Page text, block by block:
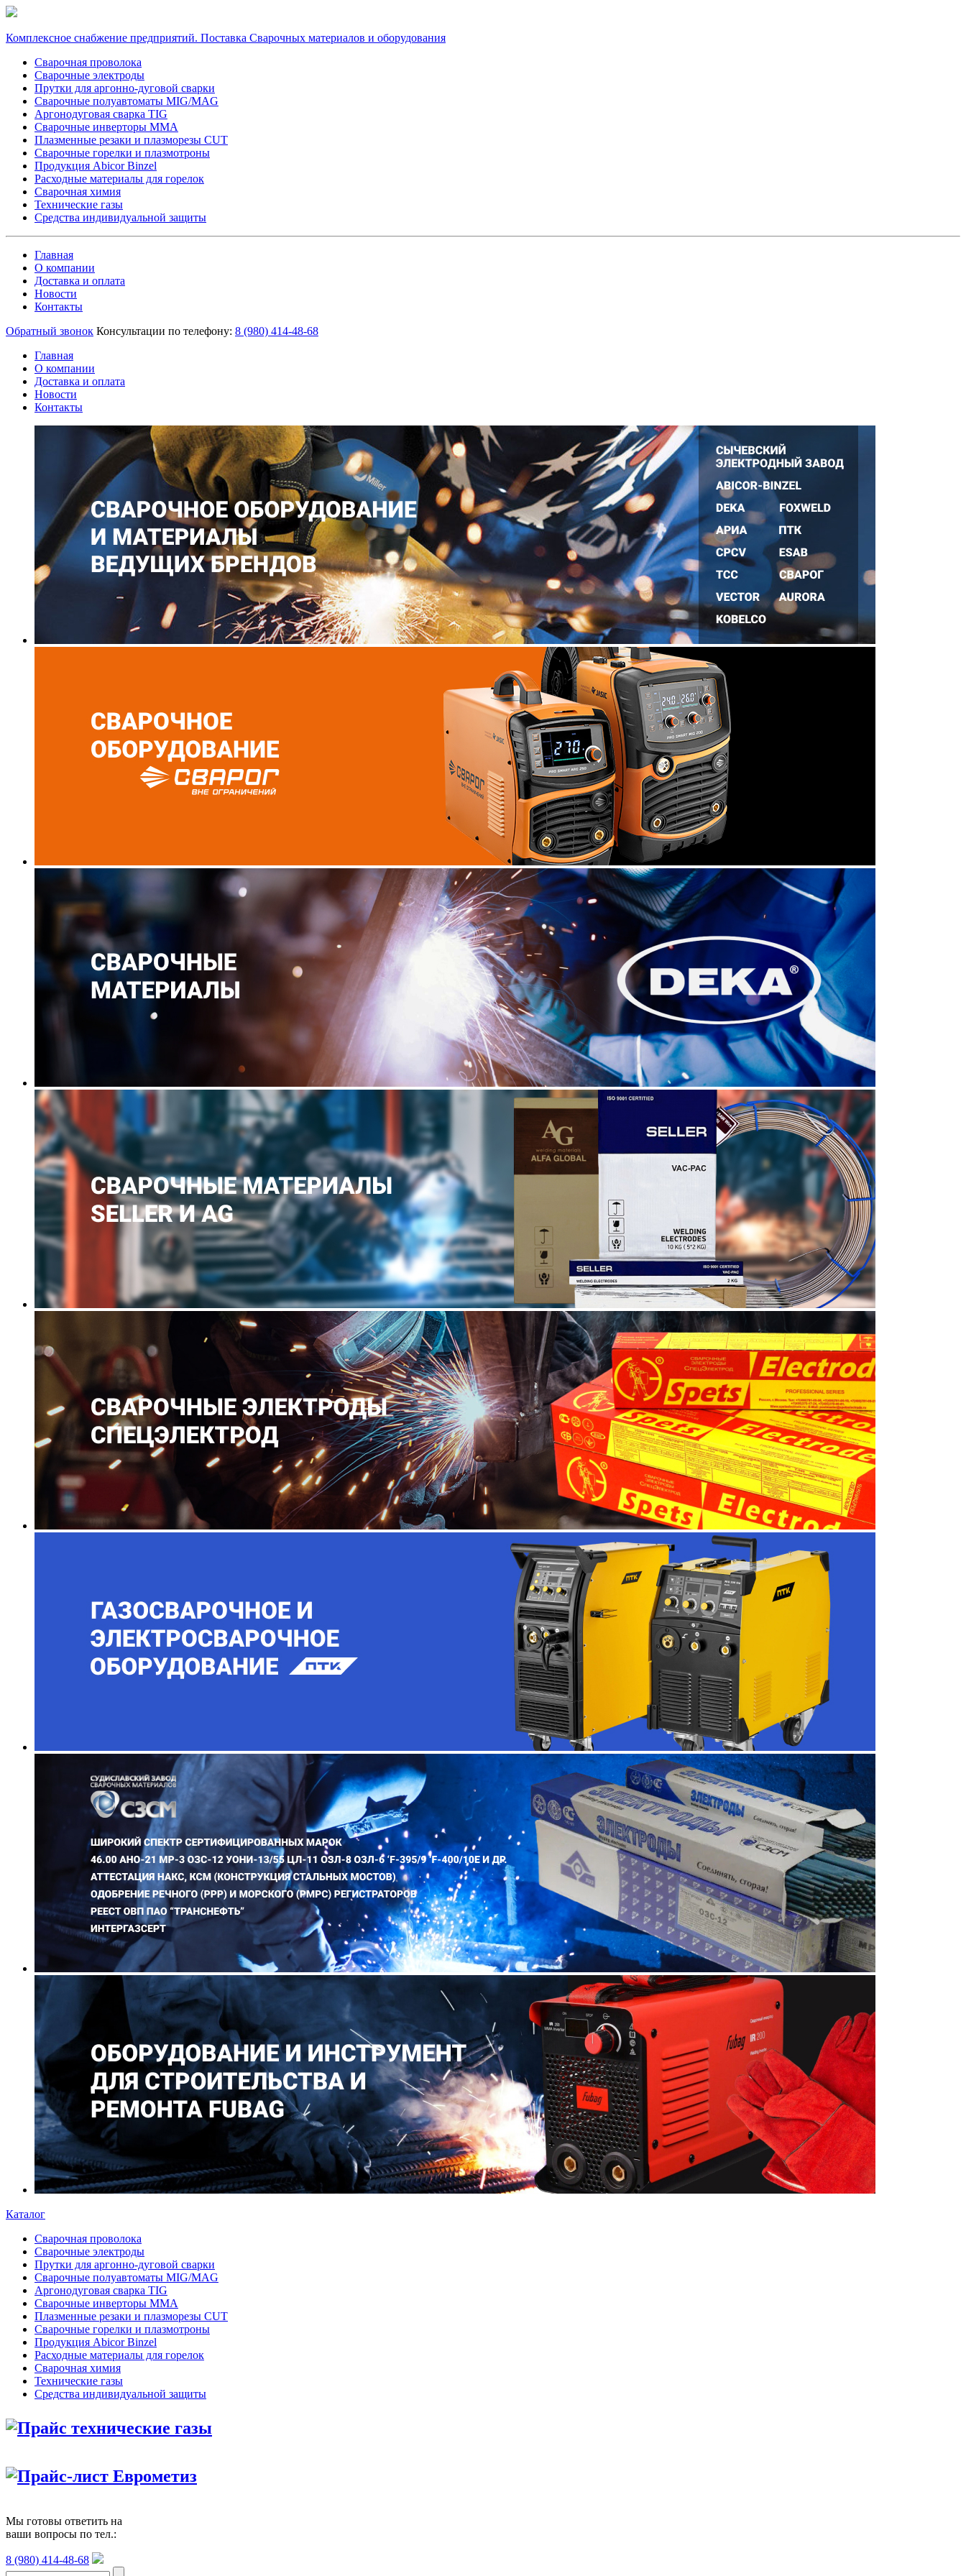
Комплексное снабжение предприятий. Поставка Сварочных материалов и оборудования
Сварочная проволока
Сварочные электроды
Прутки для аргонно-дуговой сварки
Сварочные полуавтоматы MIG/MAG
Аргонодуговая сварка TIG
Сварочные инверторы MMA
Плазменные резаки и плазморезы CUT
Сварочные горелки и плазмотроны
Продукция Abicor Binzel
Расходные материалы для горелок
Сварочная химия
Технические газы
Средства индивидуальной защиты
Главная
О компании
Доставка и оплата
Новости
Контакты
Обратный звонок Консультации по телефону: 8 (980) 414-48-68
Главная
О компании
Доставка и оплата
Новости
Контакты
Каталог
Сварочная проволока
Сварочные электроды
Прутки для аргонно-дуговой сварки
Сварочные полуавтоматы MIG/MAG
Аргонодуговая сварка TIG
Сварочные инверторы MMA
Плазменные резаки и плазморезы CUT
Сварочные горелки и плазмотроны
Продукция Abicor Binzel
Расходные материалы для горелок
Сварочная химия
Технические газы
Средства индивидуальной защиты
Прайс технические газы
Прайс-лист Еврометиз
Мы готовы ответить на
ваши вопросы по тел.:
8 (980) 414-48-68